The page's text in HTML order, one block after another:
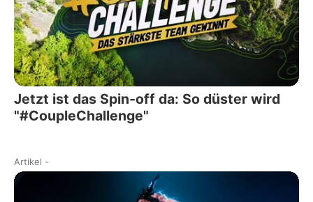
Jetzt ist das Spin-off da: So düster wird
"#CoupleChallenge"
Artikel -